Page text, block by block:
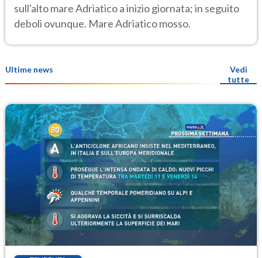
sull'alto mare Adriatico a inizio giornata; in seguito
deboli ovunque. Mare Adriatico mosso.
Ultime news
Vedi
tutte